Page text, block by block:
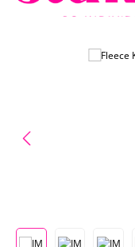
Bildergalerie überspringen